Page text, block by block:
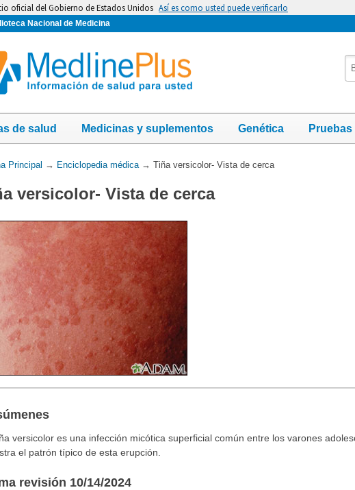
oficial del Gobierno de Estados Unidos Así es como usted puede verificarlo
Nacional de Medicina
de salud Medicinas y suplementos Genética
Principal → Enciclopedia médica→ Tiña versicolor- Vista de cerca
versicolor- Vista de cerca
versicolor es una infección micótica superficial común entre los varones
el patrón típico de esta erupción.
revisión 10/14/2024